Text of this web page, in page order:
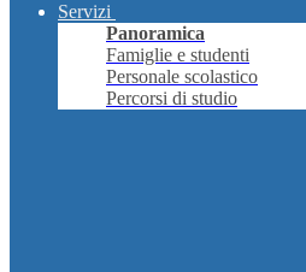
Servizi
Panoramica
Famiglie e studenti
Personale scolastico
Percorsi di studio